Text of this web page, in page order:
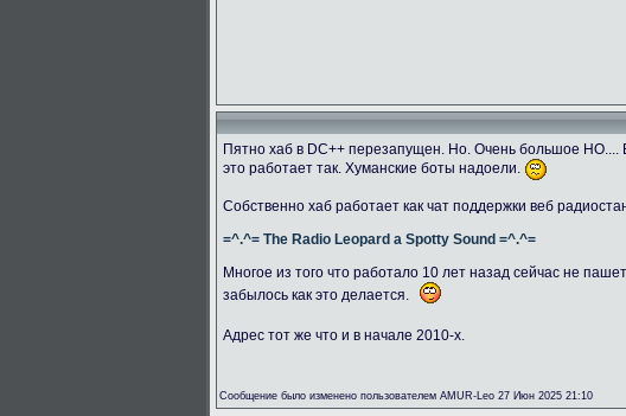
Пятно хаб в DC++ перезапущен. Но. Очень большое НО....
это работает так. Хуманские боты надоели.
Собственно хаб работает как чат поддержки веб
=^.^= The Radio Leopard a Spotty Sound =^.^=
Многое из того что работало 10 лет назад сейчас не
забылось как это делается.
Адрес тот же что и в начале 2010-х.
Сообщение было изменено пользователем AMUR-Leo 27 Июн 2025 21:10